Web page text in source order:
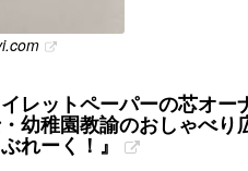
イレットペーパーの芯オ
幼稚園教諭のおしゃべ
れーく！』